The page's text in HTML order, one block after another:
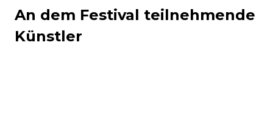
An dem Festival teilnehmende
Künstler